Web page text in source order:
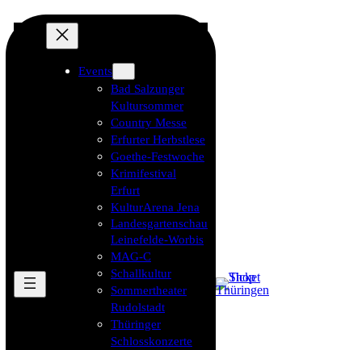
Events
Bad Salzunger
Kultursommer
Country Messe
Erfurter Herbstlese
Goethe-Festwoche
Krimifestival
Erfurt
KulturArena Jena
Landesgartenschau
Leinefelde-Worbis
MAG-C
Schallkultur
Sommertheater
Rudolstadt
Thüringer
Schlosskonzerte